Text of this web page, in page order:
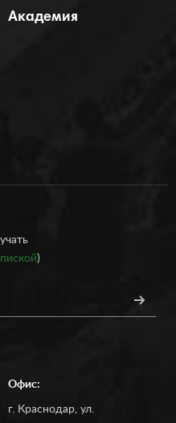
Академия
)
Офис:
г. Краснодар, ул.